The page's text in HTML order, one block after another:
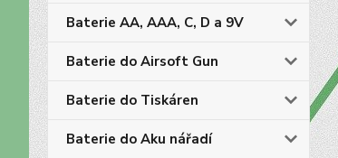
Baterie AA, AAA, C, D a 9V
Baterie do Airsoft Gun
Baterie do Tiskáren
Baterie do Aku nářadí